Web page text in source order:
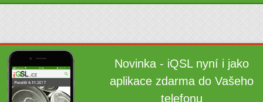
Novinka - iQSL nyní i jako
aplikace zdarma do Vašeho
telefonu